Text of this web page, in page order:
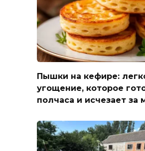
Пышки на кефире:
угощение, которое
полчаса и исчезает за